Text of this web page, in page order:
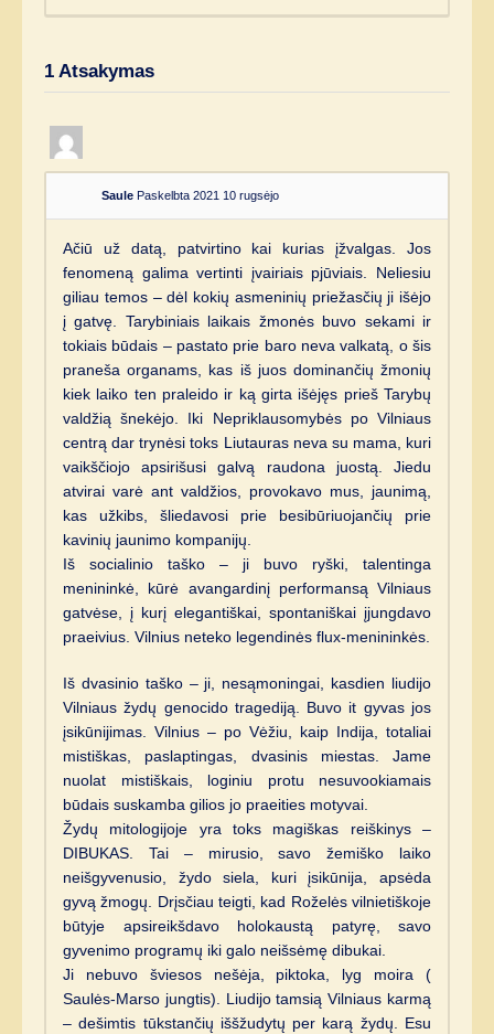
1 Atsakymas
Saule Paskelbta 2021 10 rugsėjo
Ačiū už datą, patvirtino kai kurias įžvalgas. Jos
fenomeną galima vertinti įvairiais pjūviais. Neliesiu
giliau temos – dėl kokių asmeninių priežasčių ji išėjo
į gatvę. Tarybiniais laikais žmonės buvo sekami ir
tokiais būdais – pastato prie baro neva valkatą, o šis
praneša organams, kas iš juos dominančių žmonių
kiek laiko ten praleido ir ką girta išėjęs prieš Tarybų
valdžią šnekėjo. Iki Nepriklausomybės po Vilniaus
centrą dar trynėsi toks Liutauras neva su mama, kuri
vaikščiojo apsirišusi galvą raudona juostą. Jiedu
atvirai varė ant valdžios, provokavo mus, jaunimą,
kas užkibs, šliedavosi prie besibūriuojančių prie
kavinių jaunimo kompanijų.
Iš socialinio taško – ji buvo ryški, talentinga
menininkė, kūrė avangardinį performansą Vilniaus
gatvėse, į kurį elegantiškai, spontaniškai įjungdavo
praeivius. Vilnius neteko legendinės flux-menininkės.
Iš dvasinio taško – ji, nesąmoningai, kasdien liudijo
Vilniaus žydų genocido tragediją. Buvo it gyvas jos
įsikūnijimas. Vilnius – po Vėžiu, kaip Indija, totaliai
mistiškas, paslaptingas, dvasinis miestas. Jame
nuolat mistiškais, loginiu protu nesuvookiamais
būdais suskamba gilios jo praeities motyvai.
Žydų mitologijoje yra toks magiškas reiškinys –
DIBUKAS. Tai – mirusio, savo žemiško laiko
neišgyvenusio, žydo siela, kuri įsikūnija, apsėda
gyvą žmogų. Drįsčiau teigti, kad Roželės vilnietiškoje
būtyje apsireikšdavo holokaustą patyrę, savo
gyvenimo programų iki galo neišsėmę dibukai.
Ji nebuvo šviesos nešėja, piktoka, lyg moira (
Saulės-Marso jungtis). Liudijo tamsią Vilniaus karmą
– dešimtis tūkstančių iššžudytų per karą žydų. Esu